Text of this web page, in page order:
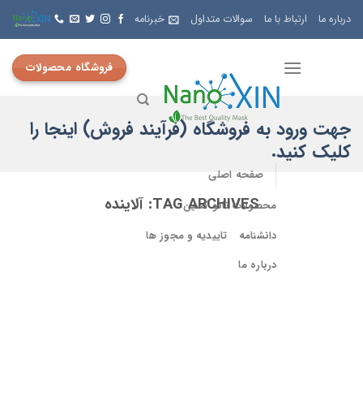
Skip
درباره ما ارتباط با ما سوالات متداول خبرنامه
صفحه اصلی
محصولات نانو کسین
دانشنامه
تاییدیه و مجوز ها
درباره ما
فروشگاه محصولات
جهت ورود به فروشگاه (فرآیند فروش) اینجا را
کلیک کنید.
TAG ARCHIVES: آلاینده